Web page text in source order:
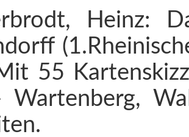
Heinz:
55
Wartenberg,